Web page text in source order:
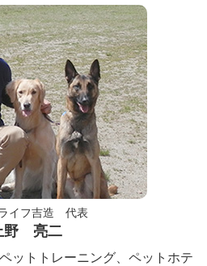
イフ吉造 代表
野 亮二
ットトレーニング、ペットホテ